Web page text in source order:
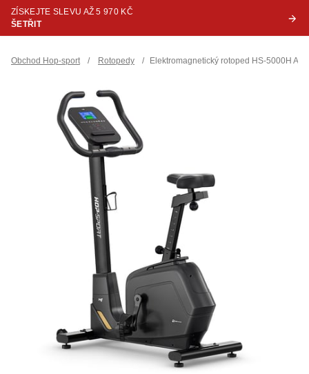
ZÍSKEJTE SLEVU AŽ 5 970 KČ
ŠETŘIT
Obchod Hop-sport / Rotopedy / Elektromagnetický rotoped HS-5000H